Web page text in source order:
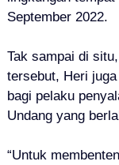
September 2022.
Tak sampai di
tersebut, Heri
bagi pelaku
Undang yang
“Untuk